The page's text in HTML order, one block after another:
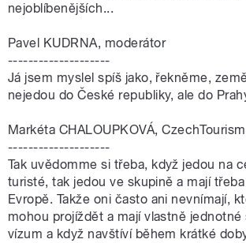
nejoblíbenějších...
Pavel KUDRNA, moderátor
--------------------
Já jsem myslel spíš jako, řekněme,
nejedou do České republiky, ale do
Markéta CHALOUPKOVÁ, CzechTourism
--------------------
Tak uvědomme si třeba, když jedou na
turisté, tak jedou ve skupině a mají
Evropě. Takže oni často ani nevnímají,
mohou projíždět a mají vlastně
vízum a když navštíví během krátké